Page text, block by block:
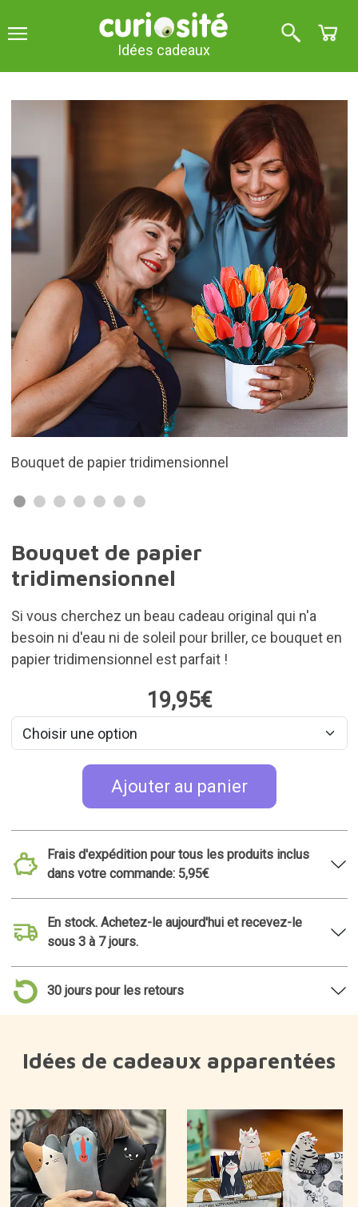
Idées cadeaux
Un beau cadeau original
Bouquet de papier
tridimensionnel
Si vous cherchez un beau cadeau original qui n'a
besoin ni d'eau ni de soleil pour briller, ce bouquet en
papier tridimensionnel est parfait !
19,95€
Ajouter au panier
Frais d'expédition pour tous les produits inclus
dans votre commande: 5,95€
En stock. Achetez-le aujourd'hui et recevez-le
sous 3 à 7 jours.
30 jours pour les retours
Idées de cadeaux apparentées